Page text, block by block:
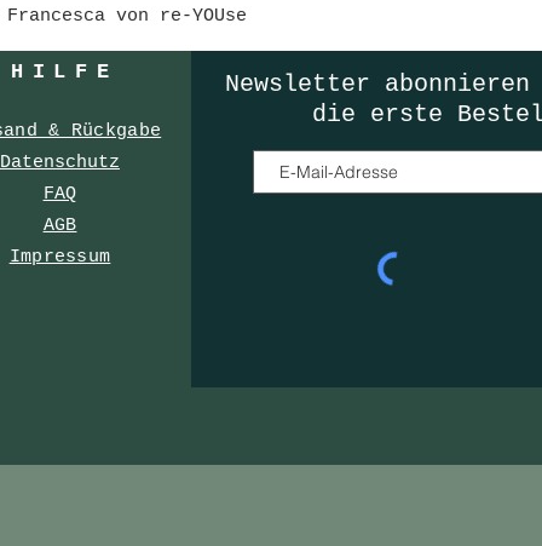
von re-YOUse
HILF E
& Rückgabe
Datenschutz
FAQ
AGB
Impressum
Newsletter
die erste